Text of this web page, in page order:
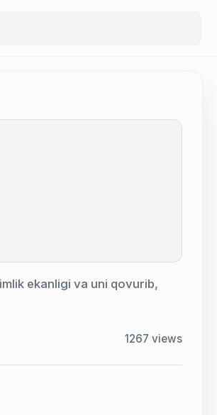
ekanligi va uni qovurib,
1267 views